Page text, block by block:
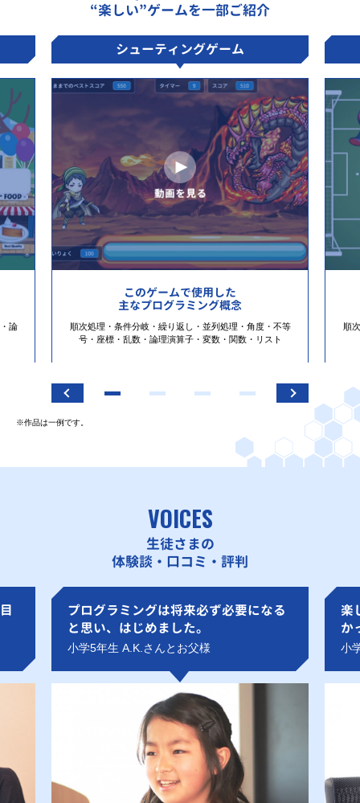
“楽しい”ゲームを一部ご紹介
論
シューティングゲーム
このゲームで使用した
主なプログラミング概念
順次処理・条件分岐・繰り返し・並列処理・角度・不等
号・座標・乱数・論理演算子・変数・関数・リスト
順
※作品は一例です。
VOICES
生徒さまの
体験談・口コミ・評判
プログラミングは将来必ず必要になる
と思い、はじめました。
小学5年生 A.K.さんとお父様
楽
か
小